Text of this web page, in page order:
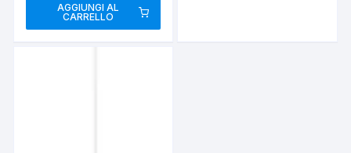
AGGIUNGI AL
CARRELLO